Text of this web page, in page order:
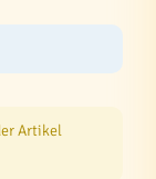
Artikel